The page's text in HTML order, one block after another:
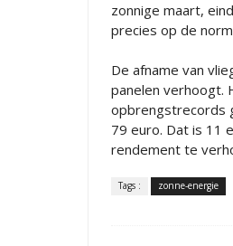
zonnige maart,
precies op de
De afname van
panelen verhoogt.
opbrengstrecords
79 euro. Dat is 11
rendement te
Tags : zonne-energie